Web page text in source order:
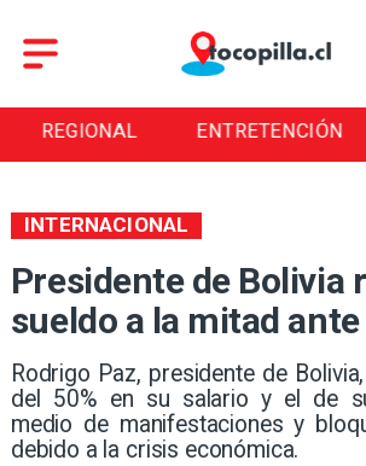
REGIONAL ENTRETENCIÓN
Presidente de Bolivia
sueldo a la mitad
Rodrigo Paz, presidente de
del 50% en su salario y el de
medio de manifestaciones y
debido a la crisis económica.
INTERNACIONAL